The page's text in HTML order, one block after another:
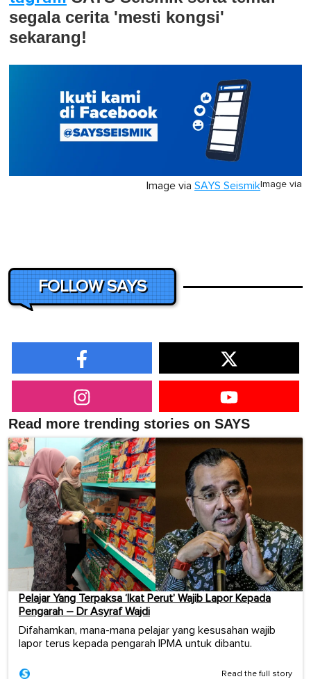
segala cerita 'mesti kongsi'
sekarang!
Image via SAYS Seismik Image via
FOLLOW SAYS
Read more trending stories on SAYS
Pelajar Yang Terpaksa ‘Ikat Perut’ Wajib Lapor Kepada
Pengarah – Dr Asyraf Wajdi
Difahamkan, mana-mana pelajar yang kesusahan wajib
lapor terus kepada pengarah IPMA untuk dibantu.
Read the full story